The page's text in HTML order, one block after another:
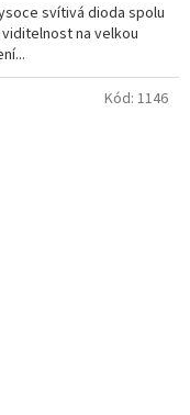
svítivá dioda spolu
na velkou
Kód: 1146